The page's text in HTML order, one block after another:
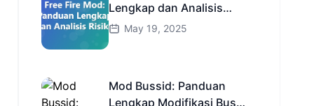
Lengkap dan Analisis
RisikoMay 19, 2025
Mod Bussid: Panduan
Lengkap Modifikasi Bus